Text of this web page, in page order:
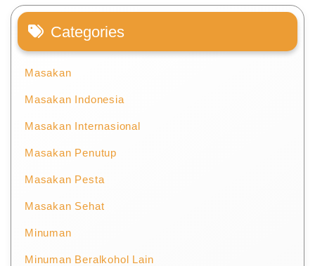
Categories
Masakan
Masakan Indonesia
Masakan Internasional
Masakan Penutup
Masakan Pesta
Masakan Sehat
Minuman
Minuman Beralkohol Lain